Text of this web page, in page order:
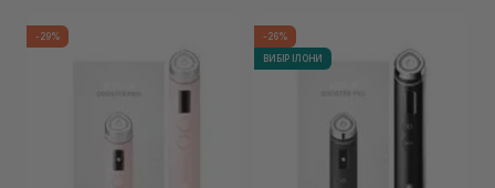
-29%
-26%
ВИБІР ІЛОНИ